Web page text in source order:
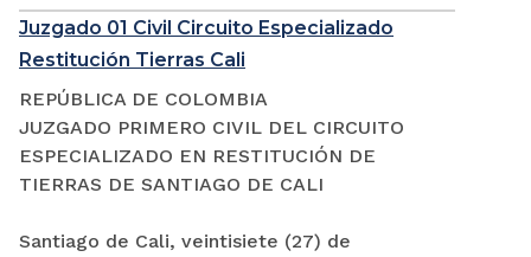
Juzgado 01 Civil Circuito Especializado
Restitución Tierras Cali
REPÚBLICA DE COLOMBIA
JUZGADO PRIMERO CIVIL DEL CIRCUITO
ESPECIALIZADO EN RESTITUCIÓN DE
TIERRAS DE SANTIAGO DE CALI
Santiago de Cali, veintisiete (27) de